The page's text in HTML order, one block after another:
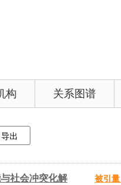
构 关系图谱
导出
社会冲突化解 被引量